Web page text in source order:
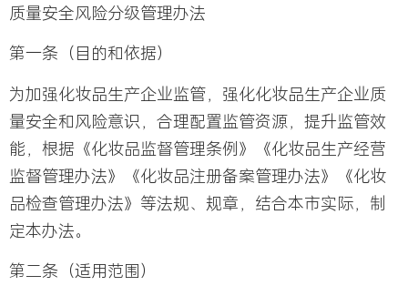
质量安全风险分级管理办法
第一条（目的和依据）
为加强化妆品生产企业监管，强化化妆品生产企业质
量安全和风险意识，合理配置监管资源，提升监管效
能，根据《化妆品监督管理条例》《化妆品生产经营
监督管理办法》《化妆品注册备案管理办法》《化妆
品检查管理办法》等法规、规章，结合本市实际，制
定本办法。
第二条（适用范围）